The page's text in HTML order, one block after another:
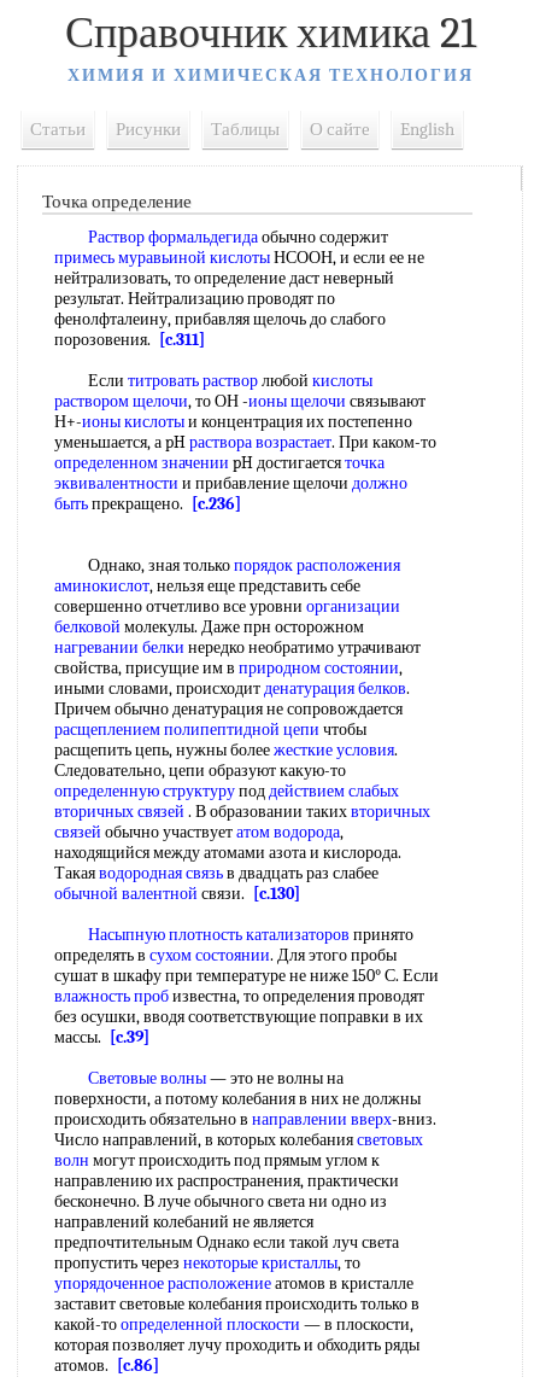
Справочник химика 21
ХИМИЯ И ХИМИЧЕСКАЯ ТЕХНОЛОГИЯ
Статьи Рисунки Таблицы О сайте English
Точка определение
Раствор формальдегидаобычно содержит
примесь муравьиной кислотыНСООН, и если ее не
нейтрализовать, то определение даст неверный
результат. Нейтрализацию проводят по
фенолфталеину, прибавляя щелочь до слабого
порозовения.
[c.311]
Если титровать растворлюбой кислоты
раствором щелочи, то ОН -ионы щелочи связывают
Н+-ионы кислотыи концентрация их постепенно
уменьшается, а pHраствора возрастает. При каком-то
определенном значении pH достигаетсяточка
эквивалентности и прибавление щелочи должно
бытьпрекращено. [c.236]
Однако, зная толькопорядок расположения
аминокислот, нельзя еще представить себе
совершенно отчетливо все уровни организации
белковой молекулы. Даже прн осторожном
нагревании белки нередко необратимо утрачивают
свойства, присущие им в природном состоянии,
иными словами, происходитденатурация белков.
Причем обычно денатурация не сопровождается
расщеплением полипептидной цепи чтобы
расщепить цепь, нужны болеежесткие условия.
Следовательно, цепи образуют какую-то
определенную структуруподдействием слабых
вторичных связей . В образовании такихвторичных
связей обычно участвуетатом водорода,
находящийся между атомами азота и кислорода.
Такаяводородная связьв двадцать раз слабее
обычной валентной связи.
[c.130]
Насыпную плотность катализаторов принято
определять в сухом состоянии. Для этого пробы
сушат в шкафу при температуре не ниже 150° С. Если
влажность пробизвестна, то определения проводят
без осушки, вводя соответствующие поправки в их
массы.
[c.39]
Световые волны— это не волны на
поверхности, а потому колебания в них не должны
происходить обязательно в направлении вверх-вниз.
Число направлений, в которых колебаниясветовых
волн могут происходить под прямым углом к
направлению их распространения, практически
бесконечно. В луче обычного света ни одно из
направлений колебаний не является
предпочтительным Однако если такой луч света
пропустить через некоторые кристаллы, то
упорядоченное расположениеатомов в кристалле
заставит световые колебания происходить только в
какой-тоопределенной плоскости — в плоскости,
которая позволяет лучу проходить и обходить ряды
атомов.
[c.86]